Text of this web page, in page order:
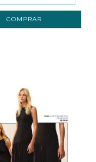
COMPRAR